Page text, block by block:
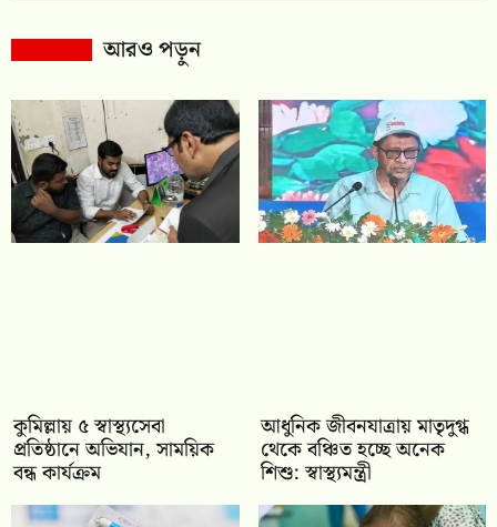
আরও পড়ুন
কুমিল্লায় ৫ স্বাস্থ্যসেবা
প্রতিষ্ঠানে অভিযান, সাময়িক
বন্ধ কার্যক্রম
আধুনিক জীবনযাত্রায় মাতৃদুগ্ধ
থেকে বঞ্চিত হচ্ছে অনেক
শিশু: স্বাস্থ্যমন্ত্রী